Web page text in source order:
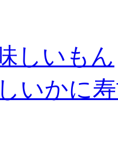
しいもん
いかに